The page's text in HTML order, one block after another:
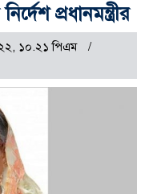
প্রধানমন্ত্রীর
১০.২১ পিএম